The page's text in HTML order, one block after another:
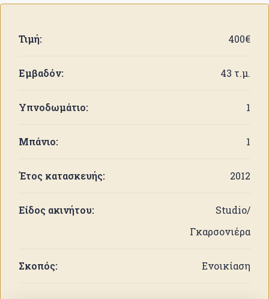
Τιμή: 400€
Εμβαδόν: 43 τ.μ.
Υπνοδωμάτιο: 1
Μπάνιο: 1
Έτος κατασκευής: 2012
Είδος ακινήτου:
Studio/
Γκαρσονιέρα
Σκοπός: Ενοικίαση